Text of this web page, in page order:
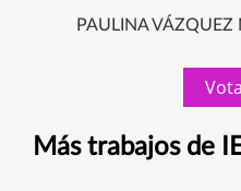
PAULINA VÁZQUEZ
Más trabajos de